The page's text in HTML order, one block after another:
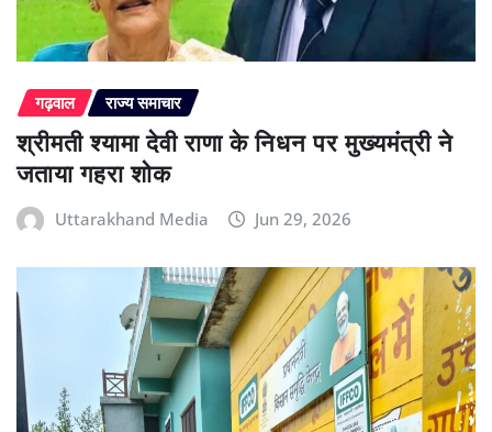
गढ़वाल राज्य समाचार
श्रीमती श्यामा देवी राणा के निधन पर मुख्यमंत्री ने
जताया गहरा शोक
Uttarakhand Media Jun 29, 2026